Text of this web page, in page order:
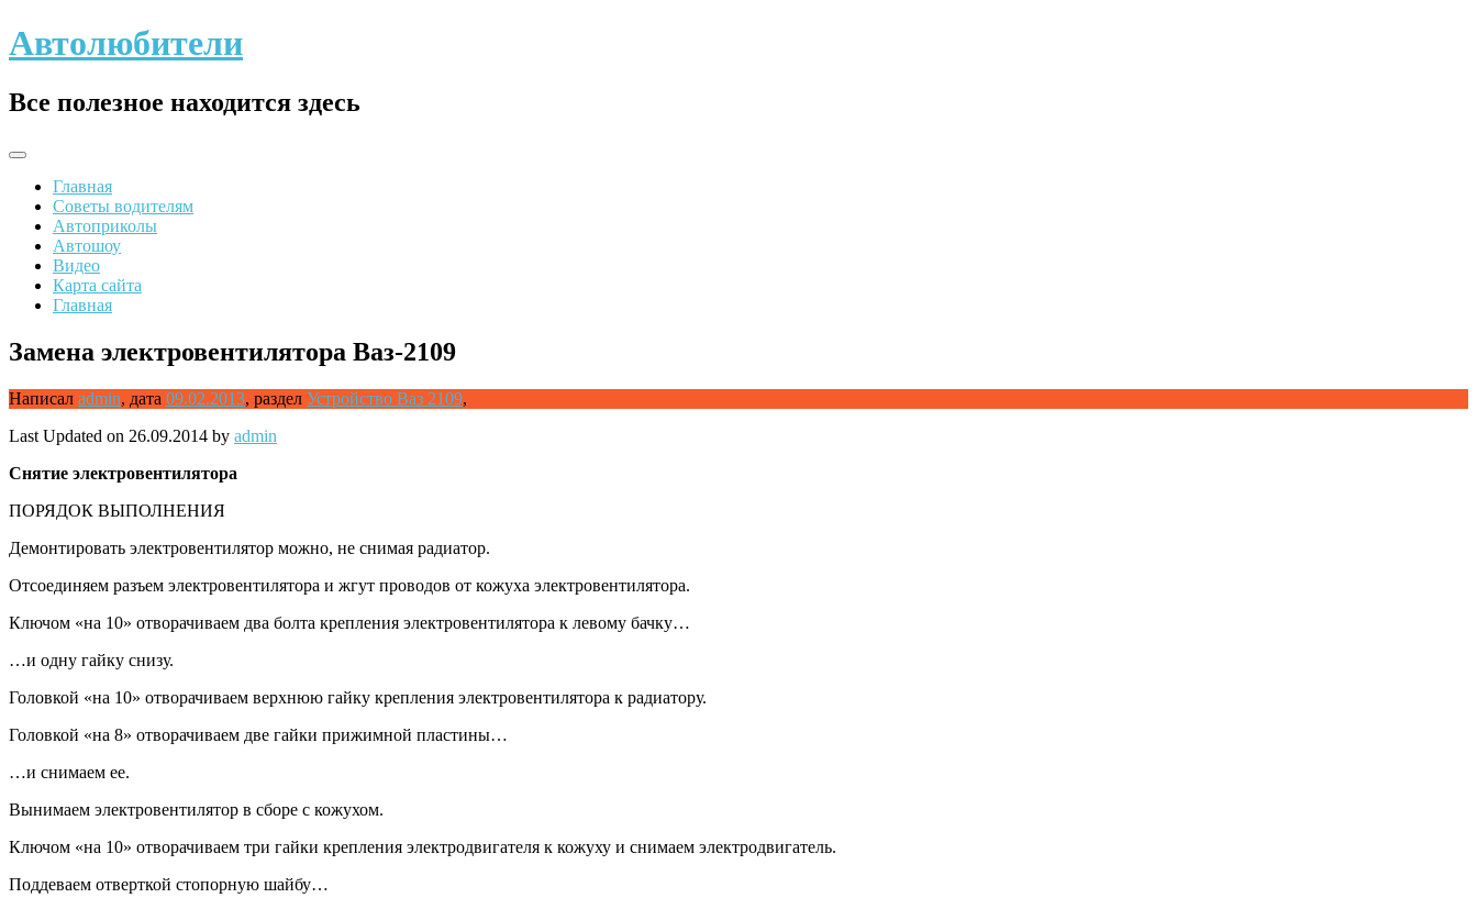
Skip
to
Автолюбители
Все полезное находится здесь
Главная
Советы водителям
Автоприколы
Автошоу
Видео
Карта сайта
Главная
Замена электровентилятора Ваз-2109
Написал admin, дата 09.02.2013, раздел Устройство Ваз 2109,
Last Updated on 26.09.2014 by admin
Снятие электровентилятора
ПОРЯДОК ВЫПОЛНЕНИЯ
Демонтировать электровентилятор можно, не снимая радиатор.
Отсоединяем разъем электровентилятора и жгут проводов от кожуха электровентилятора.
Ключом «на 10» отворачиваем два болта крепления электровентилятора к левому бачку…
…и одну гайку снизу.
Головкой «на 10» отворачиваем верхнюю гайку крепления электровентилятора к радиатору.
Головкой «на 8» отворачиваем две гайки прижимной пластины…
…и снимаем ее.
Вынимаем электровентилятор в сборе с кожухом.
Ключом «на 10» отворачиваем три гайки крепления электродвигателя к кожуху и снимаем электродвигатель.
Поддеваем отверткой стопорную шайбу…